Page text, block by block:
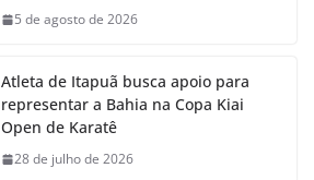
5 de agosto de 2026
Atleta de Itapuã busca apoio para
representar a Bahia na Copa Kiai
Open de Karatê
28 de julho de 2026